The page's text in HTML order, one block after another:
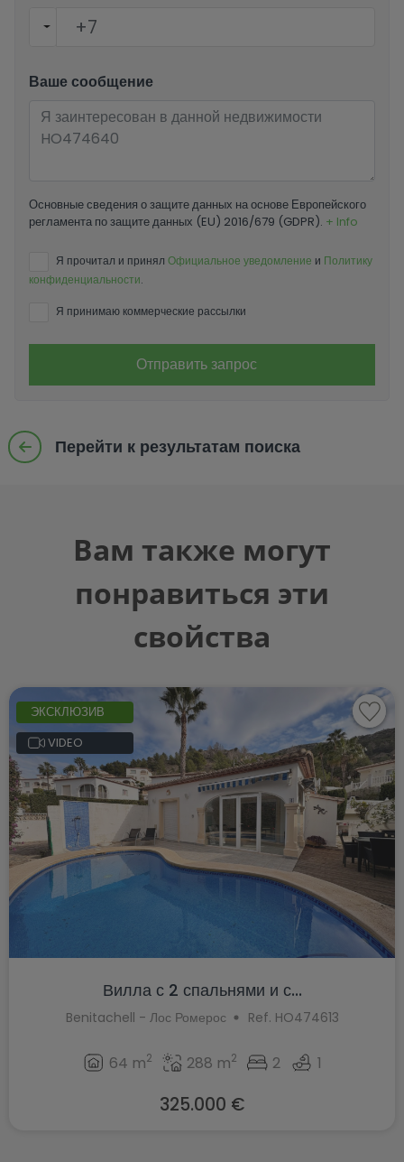
Ваше сообщение
Основные сведения о защите данных на основе Европейского
регламента по защите данных (EU) 2016/679 (GDPR). + Info
Я прочитал и принял Официальное уведомление и Политику
конфиденциальности.
Я принимаю коммерческие рассылки
Отправить запрос
Перейти к результатам поиска
Вам также могут
понравиться эти
свойства
ЭКСКЛЮЗИВ
VIDEO
Вилла с 2 спальнями и с...
Benitachell - Лос Ромерос Ref. HO474613
64 m2 288 m2 2 1
325.000 €